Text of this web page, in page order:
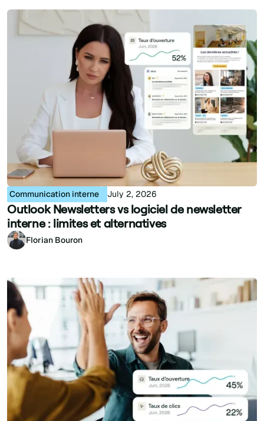
Communication interne July 2, 2026
Outlook Newsletters vs logiciel de newsletter
interne : limites et alternatives
Florian Bouron